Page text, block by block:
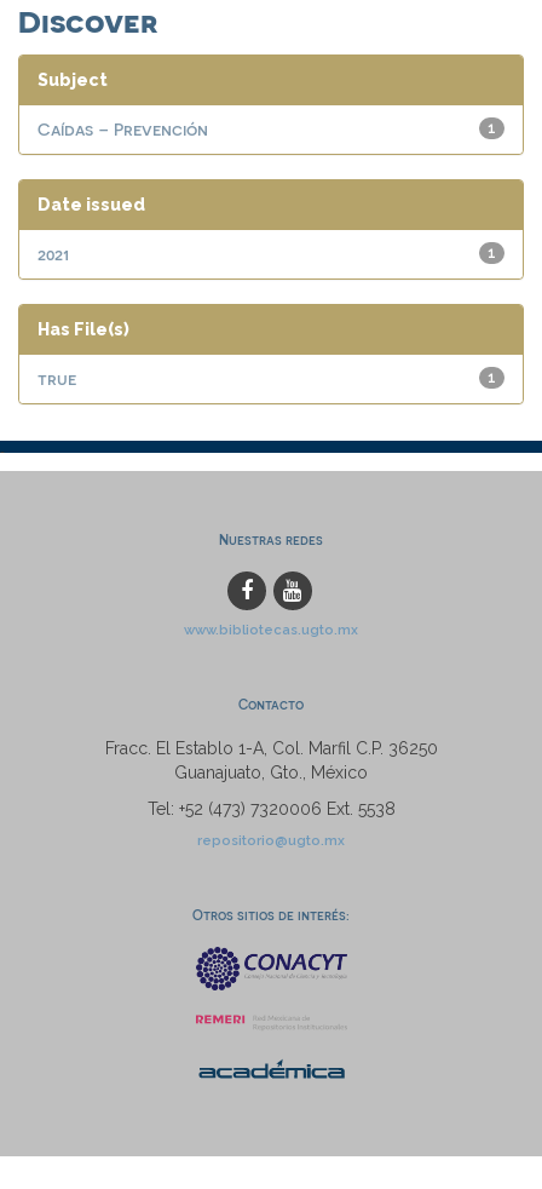
Discover
Subject
1
Caídas – Prevención
Date issued
1
2021
Has File(s)
1
true
Nuestras redes
www.bibliotecas.ugto.mx
Contacto
Fracc. El Establo 1-A, Col. Marfil C.P. 36250
Guanajuato, Gto., México
Tel: +52 (473) 7320006 Ext. 5538
repositorio@ugto.mx
Otros sitios de interés: